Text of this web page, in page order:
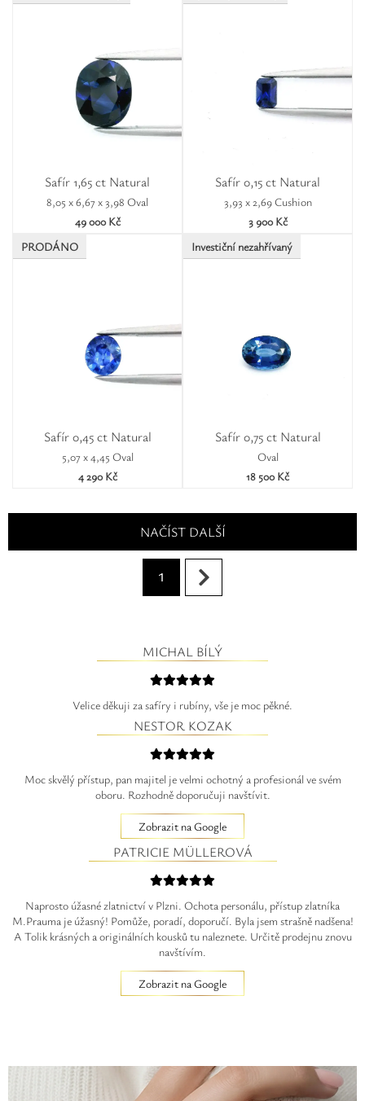
Safír 1,65 ct Natural
8,05 x 6,67 x 3,98 Oval
49 000 Kč
Safír 0,15 ct Natural
3,93 x 2,69 Cushion
3 900 Kč
Safír 0,45 ct Natural
5,07 x 4,45 Oval
PRODÁNO
4 290 Kč
Safír 0,75 ct Natural
Oval
Investiční nezahřívaný
18 500 Kč
NAČÍST DALŠÍ
1
MICHAL BÍLÝ
Velice děkuji za safíry i rubíny, vše je moc pěkné.
NESTOR KOZAK
Moc skvělý přístup, pan majitel je velmi ochotný a profesionál ve svém
oboru. Rozhodně doporučuji navštívit.
Zobrazit na Google
PATRICIE MÜLLEROVÁ
Naprosto úžasné zlatnictví v Plzni. Ochota personálu, přístup zlatníka
M.Prauma je úžasný! Pomůže, poradí, doporučí. Byla jsem strašně nadšena!
A Tolik krásných a originálních kousků tu naleznete. Určitě prodejnu znovu
navštívím.
Zobrazit na Google